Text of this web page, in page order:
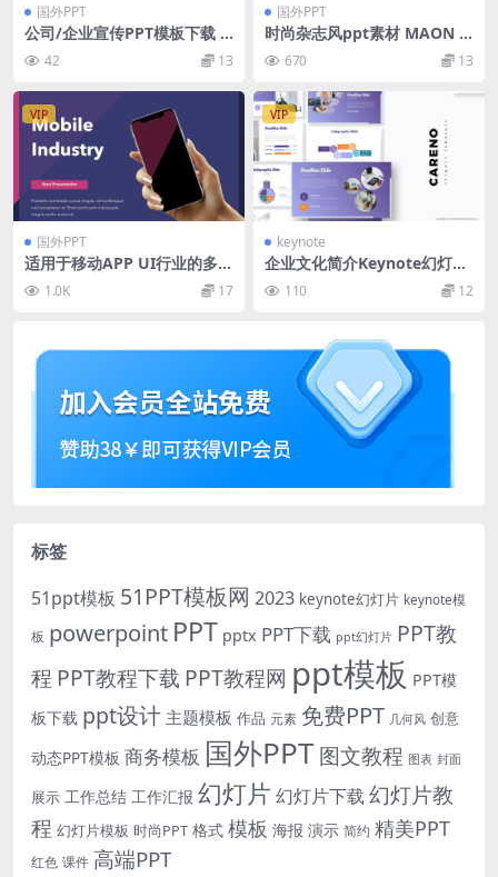
国外PPT
公司/企业宣传PPT模板下载 S
aruki – Business PowerPoi
nt Template
42 13
国外PPT
时尚杂志风ppt素材 MAON –
670 13
VIP
国外PPT
适用于移动APP UI行业的多用
途大数据powerpoint幻灯片
演示模板（pptx）
1.0K 17
VIP
keynote
企业文化简介Keynote幻灯片
设计模板 Careno – Keynote
Template
110 12
标签
51ppt模板 51PPT模板网 2023 keynote幻灯片 keynote模
板 powerpoint PPT pptx PPT下载 ppt幻灯片 PPT教
程 PPT教程下载 PPT教程网 ppt模板 PPT模
板下载 ppt设计 主题模板 作品 元素 免费PPT 几何风 创意
动态PPT模板 商务模板 国外PPT图文教程 图表 封面
展示 工作总结 工作汇报 幻灯片 幻灯片下载 幻灯片教
程 幻灯片模板 时尚PPT 格式 模板 海报 演示 简约 精美PPT
红色 课件 高端PPT